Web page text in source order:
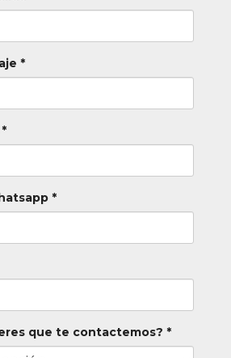
*
*
que te contactemos? *